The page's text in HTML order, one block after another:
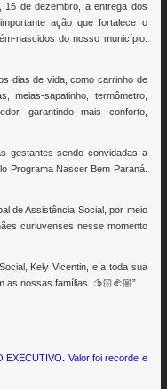
16 de dezembro, a entrega dos
ação que fortalece o
nascidos do nosso município.
dias de vida, como carrinho de
meias-sapatinho, termômetro,
garantindo mais conforto,
gestantes sendo convidadas a
Programa Nascer Bem Paraná.
de Assistência Social, por meio
curiuvenses nesse momento
Kely Vicentin, e a toda sua
as nossas famílias. 🫱🏻‍🫲🏼”.
EXECUTIVO. Valor foi recorde e